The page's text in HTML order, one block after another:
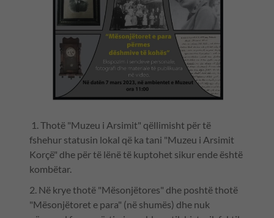
1. Thotë "Muzeu i Arsimit" qëllimisht për të
fshehur statusin lokal që ka tani "Muzeu i Arsimit
Korçë" dhe për të lënë të kuptohet sikur ende është
kombëtar.
2. Në krye thotë "Mësonjëtores" dhe poshtë thotë
"Mësonjëtoret e para" (në shumës) dhe nuk